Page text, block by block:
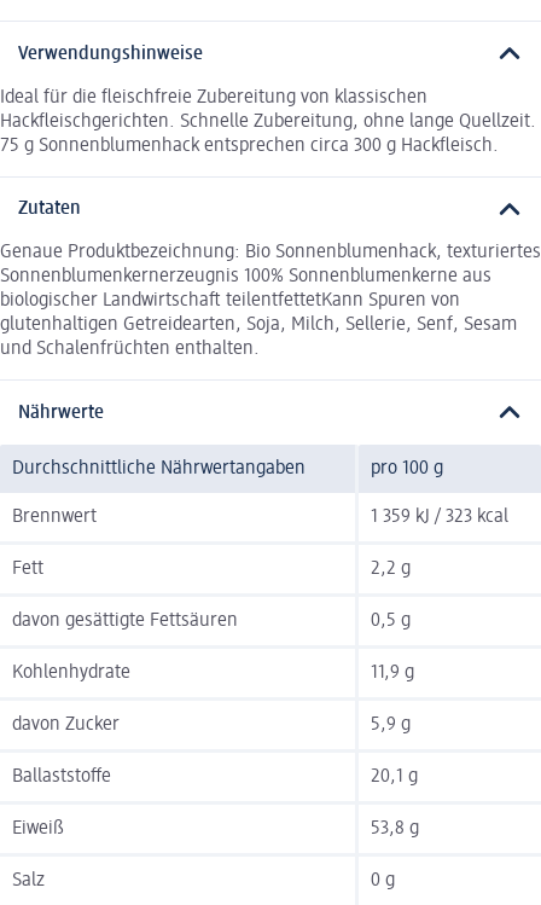
Verwendungshinweise
Ideal für die fleischfreie Zubereitung von klassischen
Hackfleischgerichten. Schnelle Zubereitung, ohne lange Quellzeit.
75 g Sonnenblumenhack entsprechen circa 300 g Hackfleisch.
Zutaten
Genaue Produktbezeichnung: Bio Sonnenblumenhack, texturiertes
Sonnenblumenkernerzeugnis 100% Sonnenblumenkerne aus
biologischer Landwirtschaft teilentfettetKann Spuren von
glutenhaltigen Getreidearten, Soja, Milch, Sellerie, Senf, Sesam
und Schalenfrüchten enthalten.
Nährwerte
Durchschnittliche Nährwertangaben pro 100 g
Brennwert 1 359 kJ / 323 kcal
Fett 2,2 g
davon gesättigte Fettsäuren 0,5 g
Kohlenhydrate 11,9 g
davon Zucker 5,9 g
Ballaststoffe 20,1 g
Eiweiß 53,8 g
Salz 0 g